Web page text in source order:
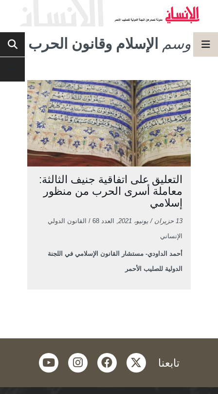
وسم الإسلام وقانون الحرب
التعليق على اتفاقية جنيف الثالثة:
معاملة أسرى الحرب من منظور
إسلامي
13 حزيران / يونيو، 2021 , العدد 68 / القانون الدولي
الإنساني
أحمد الداودي- مستشار القانون الإسلامي في اللجنة
الدولية للصليب الأحمر
تابعنا twitter
facebook
instagram
youtube